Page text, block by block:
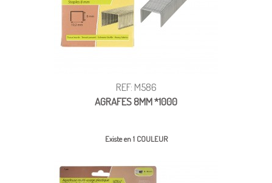
REF: M586
AGRAFES 8MM *1000
Existe en 1 COULEUR